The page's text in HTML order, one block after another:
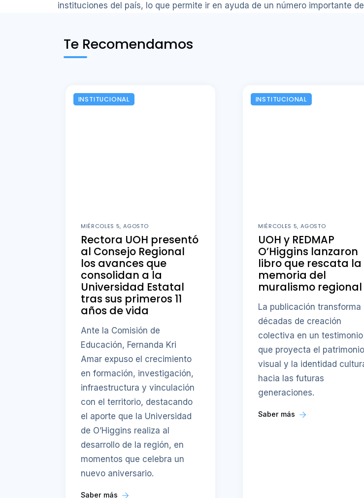
instituciones del país, lo que permite ir en ayuda de un número importante
Te Recomendamos
INSTITUCIONAL
MIÉRCOLES 5, AGOSTO
Rectora UOH presentó
al Consejo Regional
los avances que
consolidan a la
Universidad Estatal
tras sus primeros 11
años de vida
Ante la Comisión de
Educación, Fernanda Kri
Amar expuso el crecimiento
en formación, investigación,
infraestructura y vinculación
con el territorio, destacando
el aporte que la Universidad
de O’Higgins realiza al
desarrollo de la región, en
momentos que celebra un
nuevo aniversario.
Saber más
INSTITUCIONAL
MIÉRCOLES 5, AGOSTO
UOH y REDMAP
O’Higgins lanzaron
libro que rescata la
memoria del
muralismo regional
La publicación transforma
décadas de creación
colectiva en un testimonio
que proyecta el patrimonio
visual y la identidad
hacia las futuras
generaciones.
Saber más